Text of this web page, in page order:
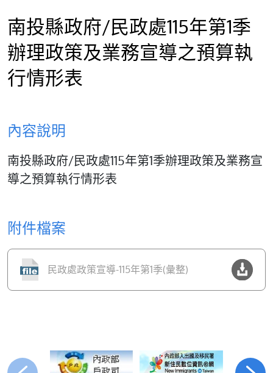
南投縣政府/民政處115年第1季
辦理政策及業務宣導之預算執
行情形表
內容說明
南投縣政府/民政處115年第1季辦理政策及業務宣
導之預算執行情形表
附件檔案
民政處政策宣導-115年第1季(彙整)